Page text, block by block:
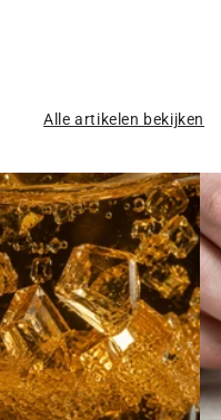
Alle artikelen bekijken